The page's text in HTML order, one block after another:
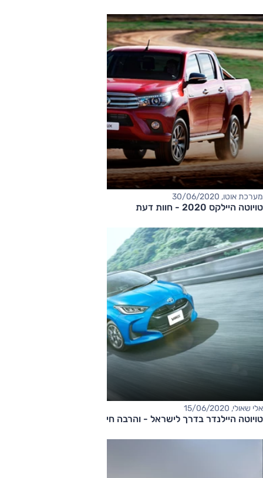
מערכת אוטו, 30/06/2020
טויוטה היילקס 2020 - חוות דעת
אלי שאולי, 15/06/2020
טויוטה היילנדר בדרך לישראל - והרבה חידושים